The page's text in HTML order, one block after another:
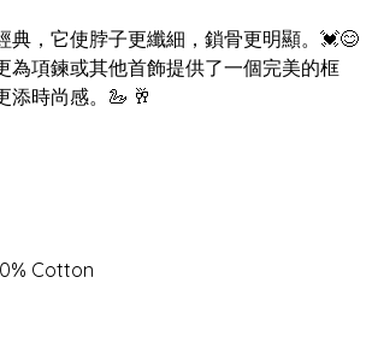
典，它使脖子更纖細，鎖骨更明顯。💓😊
為項鍊或其他首飾提供了一個完美的框
添時尚感。🦢 🥂
Cotton